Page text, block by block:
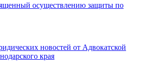
осуществлению защиты по
новостей от Адвокатской
края